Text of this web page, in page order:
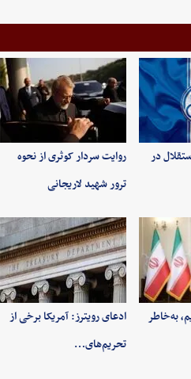
در
روایت سردار کوثری از نحوه
ترور شهید لاریجانی
به‌خاطر
ادعای رویترز: آمریکا برخی از
تحریم‌های…